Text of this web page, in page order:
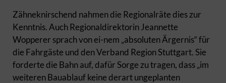
Zähneknirschend nahmen die Regionalräte dies zur
Kenntnis. Auch Regionaldirektorin Jeannette
Wopperer sprach von ei-nem „absoluten Ärgernis“ für
die Fahrgäste und den Verband Region Stuttgart. Sie
forderte die Bahn auf, dafür Sorge zu tragen, dass „im
weiteren Bauablauf keine derart ungeplanten